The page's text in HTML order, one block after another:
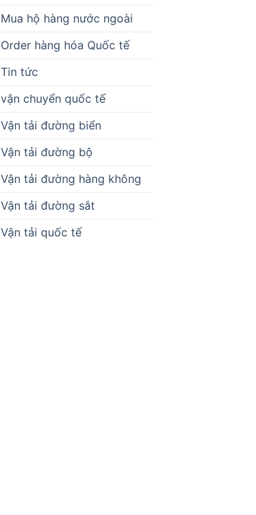
Mua hộ hàng nước ngoài
Order hàng hóa Quốc tế
Tin tức
vận chuyển quốc tế
Vận tải đường biển
Vận tải đường bộ
Vận tải đường hàng không
Vận tải đường sắt
Vận tải quốc tế